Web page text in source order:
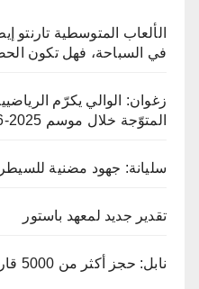
في السباحة، فهل تكون
زغوان: الوالي يكرّم
المتوّجة خلال موسم 2025-2026
سليانة: جهود مضنية
تقدير جديد لمعهد باستور
نابل: حجز أكثر من 5000 قارورة مياه معدنية